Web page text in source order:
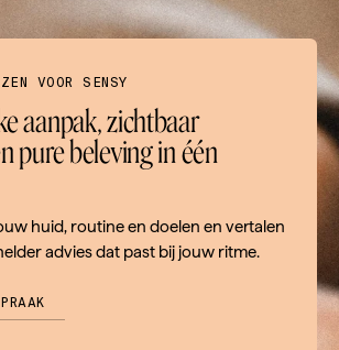
VOOR SENSY
aanpak, zichtbaar
pure beleving in één
huid, routine en doelen en vertalen
advies dat past bij jouw ritme.